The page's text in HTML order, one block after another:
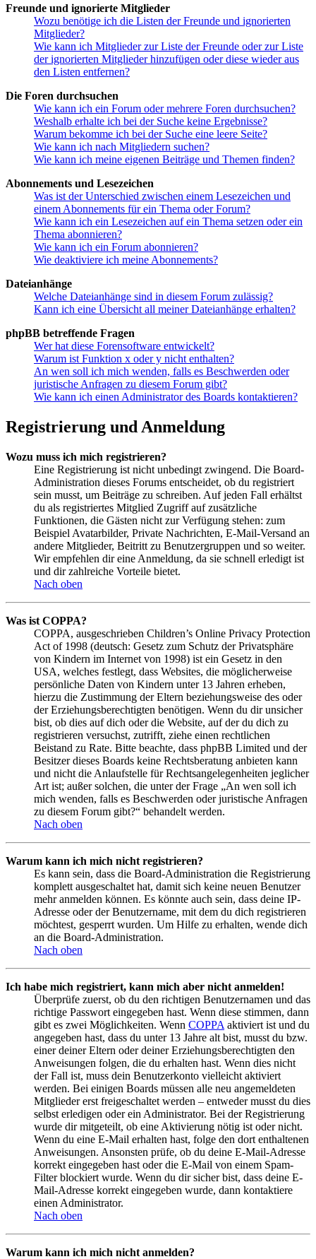
Freunde und ignorierte Mitglieder
Wozu benötige ich die Listen der Freunde und ignorierten
Mitglieder?
Wie kann ich Mitglieder zur Liste der Freunde oder zur Liste
der ignorierten Mitglieder hinzufügen oder diese wieder aus
den Listen entfernen?
Die Foren durchsuchen
Wie kann ich ein Forum oder mehrere Foren durchsuchen?
Weshalb erhalte ich bei der Suche keine Ergebnisse?
Warum bekomme ich bei der Suche eine leere Seite?
Wie kann ich nach Mitgliedern suchen?
Wie kann ich meine eigenen Beiträge und Themen finden?
Abonnements und Lesezeichen
Was ist der Unterschied zwischen einem Lesezeichen und
einem Abonnements für ein Thema oder Forum?
Wie kann ich ein Lesezeichen auf ein Thema setzen oder ein
Thema abonnieren?
Wie kann ich ein Forum abonnieren?
Wie deaktiviere ich meine Abonnements?
Dateianhänge
Welche Dateianhänge sind in diesem Forum zulässig?
Kann ich eine Übersicht all meiner Dateianhänge erhalten?
phpBB betreffende Fragen
Wer hat diese Forensoftware entwickelt?
Warum ist Funktion x oder y nicht enthalten?
An wen soll ich mich wenden, falls es Beschwerden oder
juristische Anfragen zu diesem Forum gibt?
Wie kann ich einen Administrator des Boards kontaktieren?
Registrierung und Anmeldung
Wozu muss ich mich registrieren?
Eine Registrierung ist nicht unbedingt zwingend. Die Board-
Administration dieses Forums entscheidet, ob du registriert
sein musst, um Beiträge zu schreiben. Auf jeden Fall erhältst
du als registriertes Mitglied Zugriff auf zusätzliche
Funktionen, die Gästen nicht zur Verfügung stehen: zum
Beispiel Avatarbilder, Private Nachrichten, E-Mail-Versand an
andere Mitglieder, Beitritt zu Benutzergruppen und so weiter.
Wir empfehlen dir eine Anmeldung, da sie schnell erledigt ist
und dir zahlreiche Vorteile bietet.
Nach oben
Was ist COPPA?
COPPA, ausgeschrieben Children’s Online Privacy Protection
Act of 1998 (deutsch: Gesetz zum Schutz der Privatsphäre
von Kindern im Internet von 1998) ist ein Gesetz in den
USA, welches festlegt, dass Websites, die möglicherweise
persönliche Daten von Kindern unter 13 Jahren erheben,
hierzu die Zustimmung der Eltern beziehungsweise des oder
der Erziehungsberechtigten benötigen. Wenn du dir unsicher
bist, ob dies auf dich oder die Website, auf der du dich zu
registrieren versuchst, zutrifft, ziehe einen rechtlichen
Beistand zu Rate. Bitte beachte, dass phpBB Limited und der
Besitzer dieses Boards keine Rechtsberatung anbieten kann
und nicht die Anlaufstelle für Rechtsangelegenheiten jeglicher
Art ist; außer solchen, die unter der Frage „An wen soll ich
mich wenden, falls es Beschwerden oder juristische Anfragen
zu diesem Forum gibt?“ behandelt werden.
Nach oben
Warum kann ich mich nicht registrieren?
Es kann sein, dass die Board-Administration die Registrierung
komplett ausgeschaltet hat, damit sich keine neuen Benutzer
mehr anmelden können. Es könnte auch sein, dass deine IP-
Adresse oder der Benutzername, mit dem du dich registrieren
möchtest, gesperrt wurden. Um Hilfe zu erhalten, wende dich
an die Board-Administration.
Nach oben
Ich habe mich registriert, kann mich aber nicht anmelden!
Überprüfe zuerst, ob du den richtigen Benutzernamen und das
richtige Passwort eingegeben hast. Wenn diese stimmen, dann
gibt es zwei Möglichkeiten. Wenn COPPA aktiviert ist und du
angegeben hast, dass du unter 13 Jahre alt bist, musst du bzw.
einer deiner Eltern oder deiner Erziehungsberechtigten den
Anweisungen folgen, die du erhalten hast. Wenn dies nicht
der Fall ist, muss dein Benutzerkonto vielleicht aktiviert
werden. Bei einigen Boards müssen alle neu angemeldeten
Mitglieder erst freigeschaltet werden – entweder musst du dies
selbst erledigen oder ein Administrator. Bei der Registrierung
wurde dir mitgeteilt, ob eine Aktivierung nötig ist oder nicht.
Wenn du eine E-Mail erhalten hast, folge den dort enthaltenen
Anweisungen. Ansonsten prüfe, ob du deine E-Mail-Adresse
korrekt eingegeben hast oder die E-Mail von einem Spam-
Filter blockiert wurde. Wenn du dir sicher bist, dass deine E-
Mail-Adresse korrekt eingegeben wurde, dann kontaktiere
einen Administrator.
Nach oben
Warum kann ich mich nicht anmelden?